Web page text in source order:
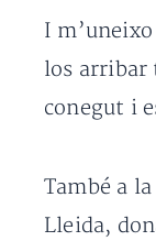
I
los arribar
conegut i
També a
Lleida,